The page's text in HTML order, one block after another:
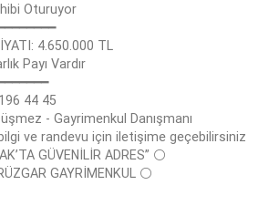
Oturuyor
4.650.000 TL
Payı Vardır
44 45
- Gayrimenkul Danışmanı
ve randevu için iletişime geçebilirsiniz
GÜVENİLİR ADRES” ⚪️
GAYRİMENKUL ⚪️